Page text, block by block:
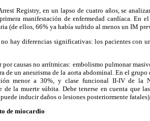
Registry, en un lapso de cuatro años, se
manifestación de enfermedad cardíaca. En
(de ellos, 66% ya había sufrido al menos un IM
hay diferencias significativas: los pacientes con
causas no arrítmicas: embolismo pulmonar
de un aneurisma de la aorta abdominal. En el
menor a 30%, y clase funcional II-IV de la
de la muerte súbita. Debe tenerse en cuenta que
inducir daños o lesiones posteriormente fatales).
de miocardio